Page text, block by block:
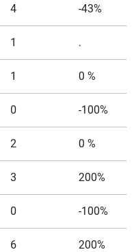
4 -43%
1 .
1 0 %
0 -100%
2 0 %
3 200%
0 -100%
6 200%